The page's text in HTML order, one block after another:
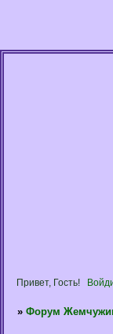
Привет, Гость!
» Форум